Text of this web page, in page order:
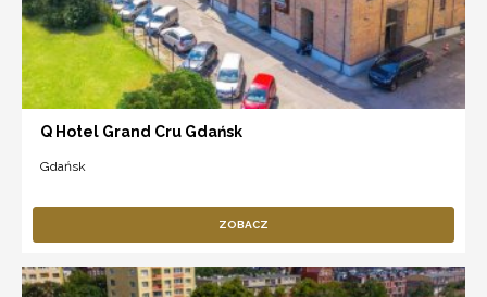
Q Hotel Grand Cru Gdańsk
Gdańsk
ZOBACZ